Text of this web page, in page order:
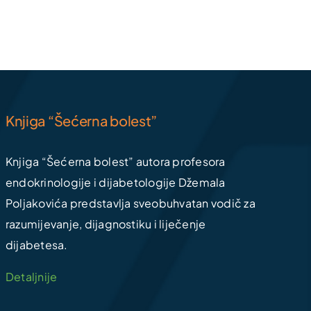
Knjiga “Šećerna bolest”
Knjiga “Šećerna bolest” autora profesora
endokrinologije i dijabetologije Džemala
Poljakovića predstavlja sveobuhvatan vodič za
razumijevanje, dijagnostiku i liječenje
dijabetesa.
Detaljnije